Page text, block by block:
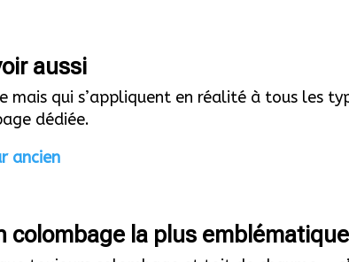
aussi
mais qui s’appliquent en réalité à tous les
dédiée.
ancien
colombage la plus emblématique